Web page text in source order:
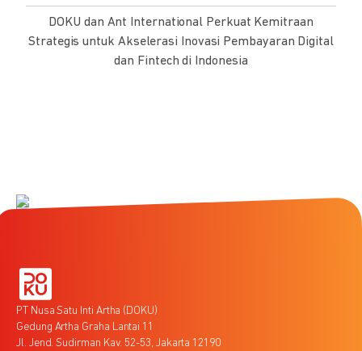
DOKU dan Ant International Perkuat Kemitraan
Strategis untuk Akselerasi Inovasi Pembayaran Digital
dan Fintech di Indonesia
PT Nusa Satu Inti Artha (DOKU)
Gedung Artha Graha Lantai 11
Jl. Jend. Sudirman Kav. 52-53, Jakarta 12190